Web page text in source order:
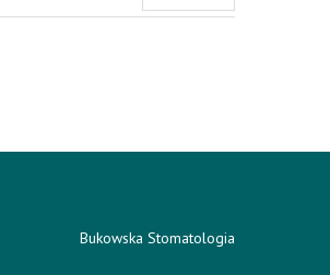
Bukowska Stomatologia